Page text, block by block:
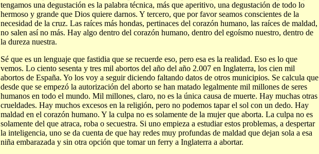
tengamos una degustación es la palabra técnica, más que aperitivo, una degustación de todo lo
hermoso y grande que Dios quiere darnos. Y tercero, que por favor seamos conscientes de la
necesidad de la cruz. Las raíces más hondas, pertinaces del corazón humano, las raíces de maldad,
no salen así no más. Hay algo dentro del corazón humano, dentro del egoísmo nuestro, dentro de
la dureza nuestra.
Sé que es un lenguaje que fastidia que se recuerde eso, pero esa es la realidad. Eso es lo que
vemos. Lo ciento sesenta y tres mil abortos del año del año 2.007 en Inglaterra, los cien mil
abortos de España. Yo los voy a seguir diciendo faltando datos de otros municipios. Se calcula que
desde que se empezó la autorización del aborto se han matado legalmente mil millones de seres
humanos en todo el mundo. Mil millones, claro, no es la única causa de muerte. Hay muchas otras
crueldades. Hay muchos excesos en la religión, pero no podemos tapar el sol con un dedo. Hay
maldad en el corazón humano. Y la culpa no es solamente de la mujer que aborta. La culpa no es
solamente del que atraca, roba o secuestra. Si uno empieza a estudiar estos problemas, a despertar
la inteligencia, uno se da cuenta de que hay redes muy profundas de maldad que dejan sola a esa
niña embarazada y sin otra opción que tomar un ferry a Inglaterra a abortar.